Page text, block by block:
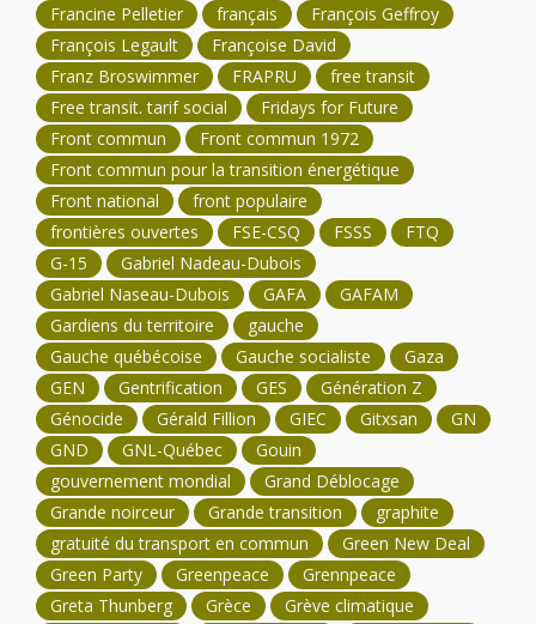
Francine Pelletier
français
François Geffroy
François Legault
Françoise David
Franz Broswimmer
FRAPRU
free transit
Free transit. tarif social
Fridays for Future
Front commun
Front commun 1972
Front commun pour la transition énergétique
Front national
front populaire
frontières ouvertes
FSE-CSQ FSSS
FTQ
G-15
Gabriel Nadeau-Dubois
Gabriel Naseau-Dubois
GAFA
GAFAM
Gardiens du territoire
gauche
Gauche québécoise
Gauche socialiste
Gaza
GEN
Gentrification GES
Génération Z
Génocide
Gérald Fillion GIEC Gitxsan
GN
GND
GNL-Québec
Gouin
gouvernement mondial
Grand Déblocage
Grande noirceur
Grande transition
graphite
gratuité du transport en commun
Green New Deal
Green Party
Greenpeace
Grennpeace
Greta Thunberg
Grèce
Grève climatique